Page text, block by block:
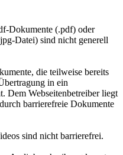
Dokumente (.pdf) oder
Datei) sind nicht generell
die teilweise bereits
in ein
Dem Webseitenbetreiber liegt
barrierefreie Dokumente
sind nicht barrierefrei.